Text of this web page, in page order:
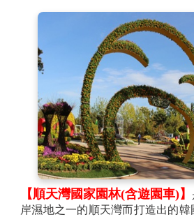
【順天灣國家園林(含遊園車)】
岸濕地之一的順天灣而打造出的韓